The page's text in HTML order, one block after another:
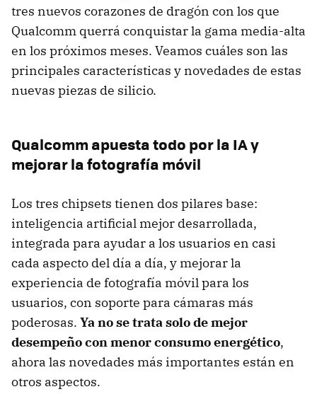
tres nuevos corazones de dragón con los que
Qualcomm querrá conquistar la gama media-alta
en los próximos meses. Veamos cuáles son las
principales características y novedades de estas
nuevas piezas de silicio.
Qualcomm apuesta todo por la IA y
mejorar la fotografía móvil
Los tres chipsets tienen dos pilares base:
inteligencia artificial mejor desarrollada,
integrada para ayudar a los usuarios en casi
cada aspecto del día a día, y mejorar la
experiencia de fotografía móvil para los
usuarios, con soporte para cámaras más
poderosas. Ya no se trata solo de mejor
desempeño con menor consumo energético,
ahora las novedades más importantes están en
otros aspectos.